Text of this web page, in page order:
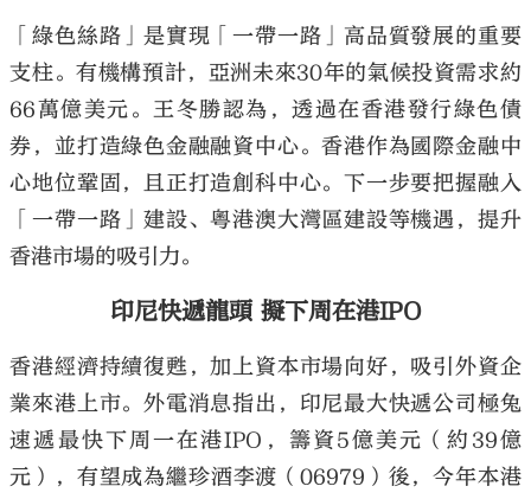
「綠色絲路」是實現「一帶一路」高品質發展的重要
支柱。有機構預計，亞洲未來30年的氣候投資需求約
66萬億美元。王冬勝認為，透過在香港發行綠色債
券，並打造綠色金融融資中心。香港作為國際金融中
心地位鞏固，且正打造創科中心。下一步要把握融入
「一帶一路」建設、粵港澳大灣區建設等機遇，提升
香港市場的吸引力。
印尼快遞龍頭 擬下周在港IPO
香港經濟持續復甦，加上資本市場向好，吸引外資企
業來港上市。外電消息指出，印尼最大快遞公司極兔
速遞最快下周一在港IPO，籌資5億美元（約39億
元），有望成為繼珍酒李渡（06979）後，今年本港